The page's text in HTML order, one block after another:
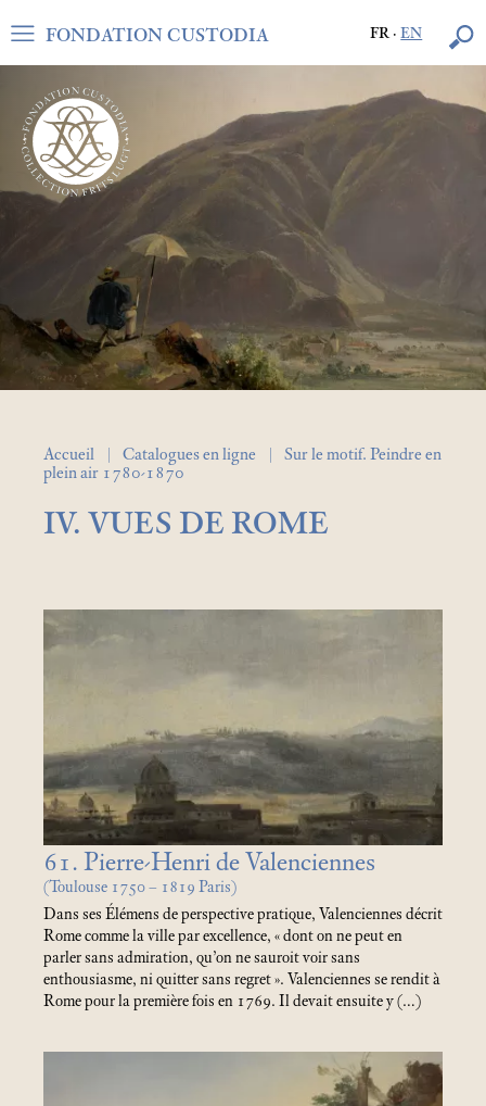
FR·EN
FONDATION CUSTODIA
Accueil Catalogues en ligne
Sur le motif. Peindre en
plein air 1780-1870
IV. VUES DE ROME
61. Pierre-Henri de Valenciennes
(Toulouse 1750 – 1819 Paris)
Dans ses Élémens de perspective pratique, Valenciennes décrit
Rome comme la ville par excellence, «dont on ne peut en
parler sans admiration, qu’on ne sauroit voir sans
enthousiasme, ni quitter sans regret». Valenciennes se rendit à
Rome pour la première fois en 1769. Il devait ensuite y (…)